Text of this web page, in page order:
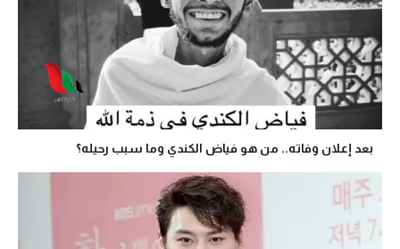
بعد إعلان وفاته.. من هو فياض الكندي وما سبب رحيله؟